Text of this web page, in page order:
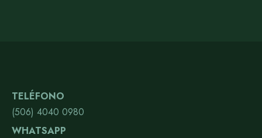
TELÉFONO
(506) 4040 0980
WHATSAPP